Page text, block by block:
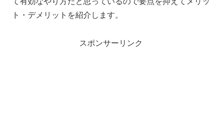
ト・デメリットを紹介します。
スポンサーリンク